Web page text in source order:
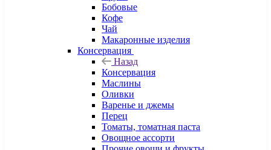
Бобовые
Кофе
Чай
Макаронные изделия
Консервация
Назад
Консервация
Маслины
Оливки
Варенье и джемы
Перец
Томаты, томатная паста
Овощное ассорти